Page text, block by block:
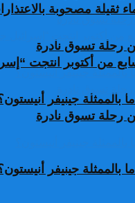
رحلة تسوق نادرة
بالممثلة جينيفر
مصحوبة
من أكتوبر انتجت
رحلة تسوق نادرة
بالممثلة جينيفر